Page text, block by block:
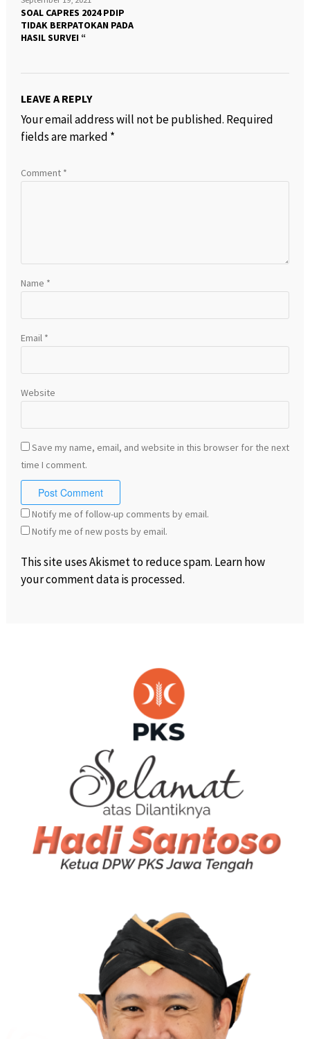
SOAL CAPRES 2024 PDIP
TIDAK BERPATOKAN PADA
HASIL SURVEI “
LEAVE A REPLY
Your email address will not be published. Required
fields are marked *
Comment *
Name *
Email *
Website
Save my name, email, and website in this browser for the next
time I comment.
Notify me of follow-up comments by email.
Notify me of new posts by email.
This site uses Akismet to reduce spam. Learn how
your comment data is processed.